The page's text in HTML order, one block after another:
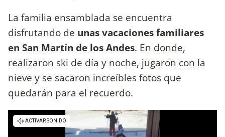
La familia ensamblada se encuentra
disfrutando de unas vacaciones familiares
en San Martín de los Andes. En donde,
realizaron ski de día y noche, jugaron con la
nieve y se sacaron increíbles fotos que
quedarán para el recuerdo.